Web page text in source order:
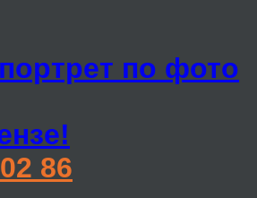
по фото
86